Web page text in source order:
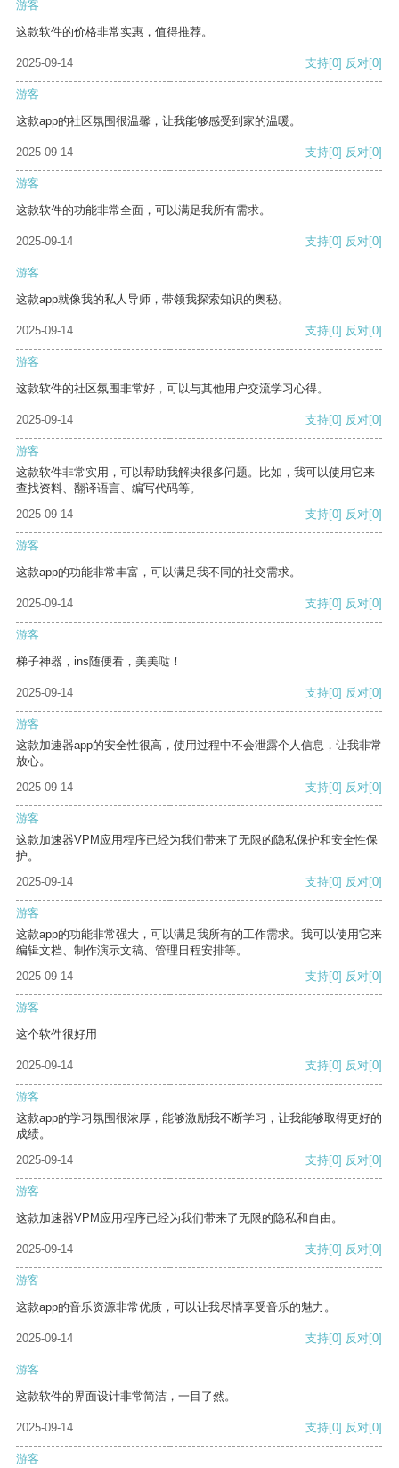
游客
这款软件的价格非常实惠，值得推荐。
2025-09-14 支持[0] 反对[0]
游客
这款app的社区氛围很温馨，让我能够感受到家的温暖。
2025-09-14 支持[0] 反对[0]
游客
这款软件的功能非常全面，可以满足我所有需求。
2025-09-14 支持[0] 反对[0]
游客
这款app就像我的私人导师，带领我探索知识的奥秘。
2025-09-14 支持[0] 反对[0]
游客
这款软件的社区氛围非常好，可以与其他用户交流学习心得。
2025-09-14 支持[0] 反对[0]
游客
这款软件非常实用，可以帮助我解决很多问题。比如，我可以使用它来
查找资料、翻译语言、编写代码等。
2025-09-14
支持[0] 反对[0]
游客
这款app的功能非常丰富，可以满足我不同的社交需求。
2025-09-14 支持[0] 反对[0]
游客
梯子神器，ins随便看，美美哒！
2025-09-14 支持[0] 反对[0]
游客
这款加速器app的安全性很高，使用过程中不会泄露个人信息，让我非常
放心。
2025-09-14
支持[0] 反对[0]
游客
这款加速器VPM应用程序已经为我们带来了无限的隐私保护和安全性保
护。
2025-09-14
支持[0] 反对[0]
游客
这款app的功能非常强大，可以满足我所有的工作需求。我可以使用它来
编辑文档、制作演示文稿、管理日程安排等。
2025-09-14
支持[0] 反对[0]
游客
这个软件很好用
2025-09-14 支持[0] 反对[0]
游客
这款app的学习氛围很浓厚，能够激励我不断学习，让我能够取得更好的
成绩。
2025-09-14
支持[0] 反对[0]
游客
这款加速器VPM应用程序已经为我们带来了无限的隐私和自由。
2025-09-14 支持[0] 反对[0]
游客
这款app的音乐资源非常优质，可以让我尽情享受音乐的魅力。
2025-09-14 支持[0] 反对[0]
游客
这款软件的界面设计非常简洁，一目了然。
2025-09-14 支持[0] 反对[0]
游客